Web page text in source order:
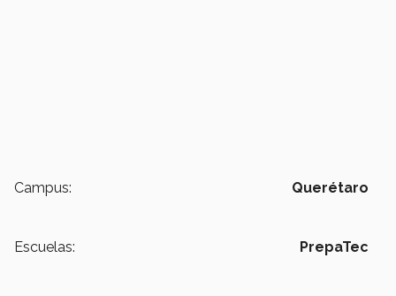
Campus: Querétaro
Escuelas: PrepaTec